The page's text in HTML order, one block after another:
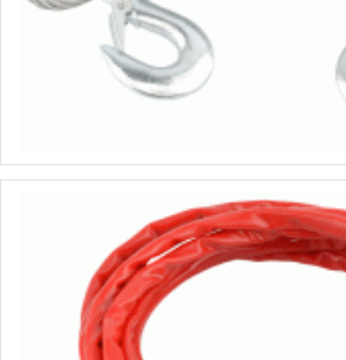
Трос буксировочный стальной
от 6.28€ до 7.76€